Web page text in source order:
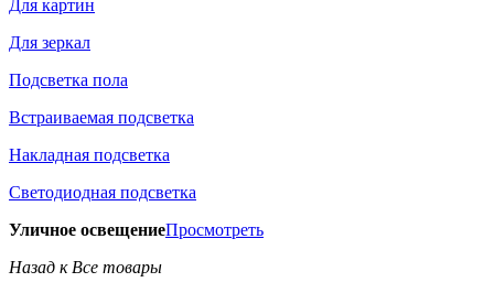
Для картин
Для зеркал
Подсветка пола
Встраиваемая подсветка
Накладная подсветка
Светодиодная подсветка
Уличное освещениеПросмотреть
Назад к Все товары